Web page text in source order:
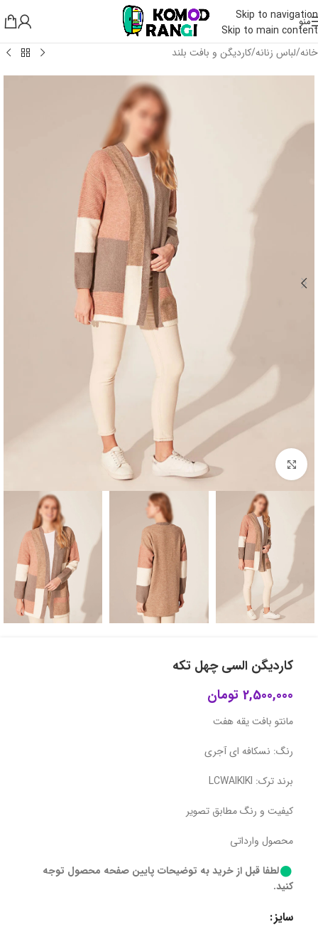
Skip to navigation
Skip to main content
منو
خانه/لباس زنانه/کاردیگن و بافت بلند
برای بزرگنمایی کلیک کنید
کاردیگن السی چهل تکه
2,500,000 تومان
مانتو بافت یقه هفت
رنگ: نسکافه ای آجری
برند ترک: LCWAIKIKI
کیفیت و رنگ مطابق تصویر
محصول وارداتی
لطفا قبل از خرید به توضیحات پایین صفحه محصول توجه
کنید.
سایز